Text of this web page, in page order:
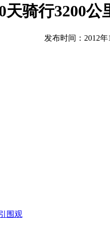
天骑行3200公
发布时间：2012年
围观